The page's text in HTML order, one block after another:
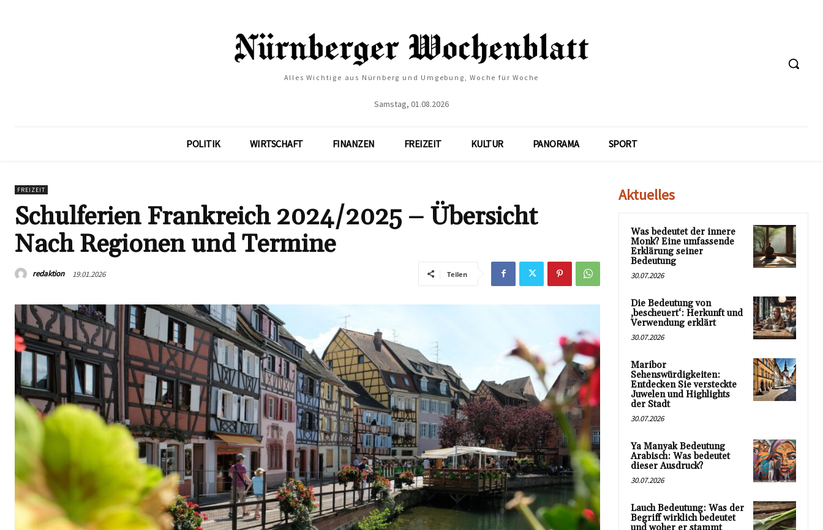
Alles Wichtige aus Nürnberg und Umgebung, Woche für Woche
Samstag, 01.08.2026
POLITIK WIRTSCHAFT FINANZEN FREIZEIT KULTUR PANORAMA SPORT
FREIZEIT
Schulferien Frankreich 2024/2025 – Übersicht
Nach Regionen und Termine
redaktion 19.01.2026 Teilen
Aktuelles
Was bedeutet der innere
Monk? Eine umfassende
Erklärung seiner
Bedeutung
30.07.2026
Die Bedeutung von
‚bescheuert‘: Herkunft und
Verwendung erklärt
30.07.2026
Maribor
Sehenswürdigkeiten:
Entdecken Sie versteckte
Juwelen und Highlights
der Stadt
30.07.2026
Ya Manyak Bedeutung
Arabisch: Was bedeutet
dieser Ausdruck?
30.07.2026
Lauch Bedeutung: Was der
Begriff wirklich bedeutet
und woher er stammt